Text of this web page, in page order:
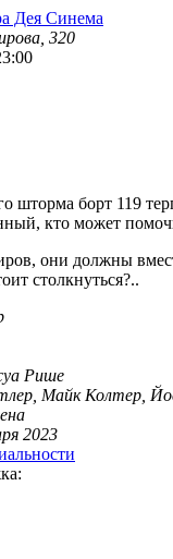
320
шторма борт 119
кто может
они должны
столкнуться?..
Рише
Майк Колтер,
2023